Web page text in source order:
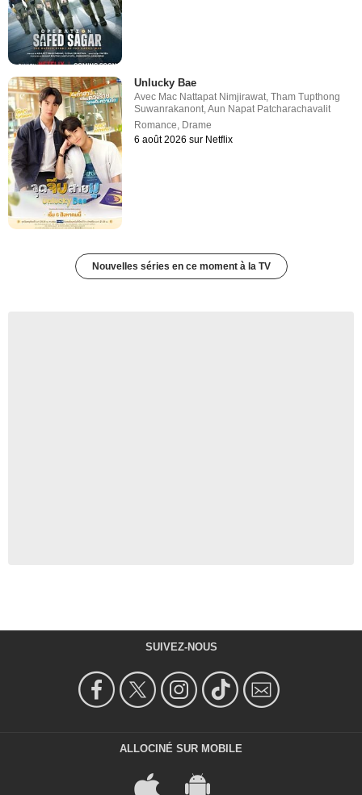
Unlucky Bae
Avec Mac Nattapat Nimjirawat,Tham Tupthong
Suwanrakanont,Aun Napat Patcharachavalit
Romance, Drame
6 août 2026 sur Netflix
Nouvelles séries en ce moment à la TV
SUIVEZ-NOUS
ALLOCINÉ SUR MOBILE